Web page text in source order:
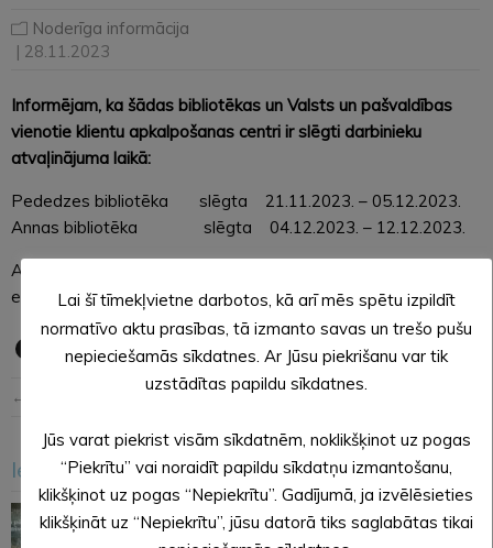
Noderīga informācija
| 28.11.2023
Informējam, ka šādas bibliotēkas un Valsts un pašvaldības
vienotie klientu apkalpošanas centri ir slēgti darbinieku
atvaļinājuma laikā:
Pededzes bibliotēka slēgta 21.11.2023. – 05.12.2023.
Annas bibliotēka slēgta 04.12.2023. – 12.12.2023.
Aicinām iedzīvotājus izmantot Alūksnē vai kaimiņu pagastos
esošos klientu apkalpošanas centrus.
← Iepriekšējā ziņa Nākošā ziņa →
Iesakām arī šo <
Lai šī tīmekļvietne darbotos, kā arī mēs spētu izpildīt
normatīvo aktu prasības, tā izmanto savas un trešo pušu
nepieciešamās sīkdatnes. Ar Jūsu piekrišanu var tik
uzstādītas papildu sīkdatnes.
Jūs varat piekrist visām sīkdatnēm, noklikšķinot uz pogas
“Piekrītu” vai noraidīt papildu sīkdatņu izmantošanu,
klikšķinot uz pogas “Nepiekrītu”. Gadījumā, ja izvēlēsieties
klikšķināt uz “Nepiekrītu”, jūsu datorā tiks saglabātas tikai